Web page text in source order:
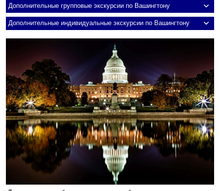
Дополнительные групповые экскурсии по Вашингтону
Дополнительные индивидуальные экскурсии по Вашингтону